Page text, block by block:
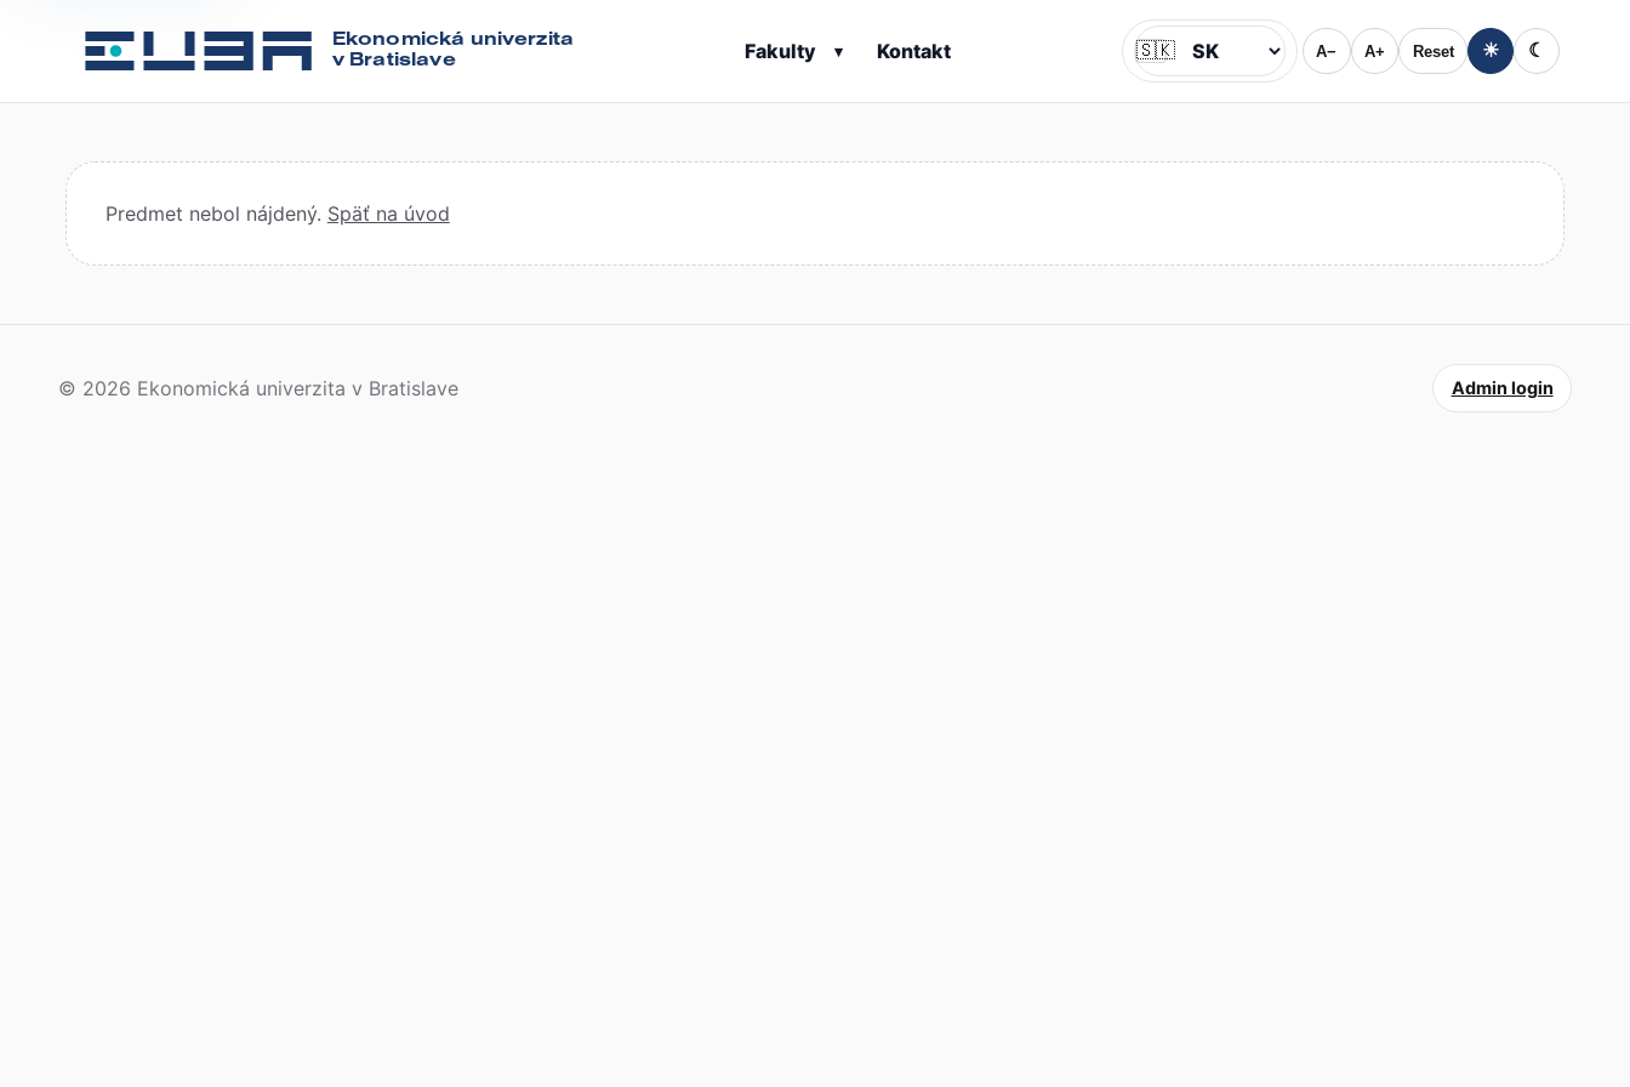
Ekonomická univerzita
v Bratislave
Fakulty ▾ Kontakt Jazyk
🇸🇰 A− A+ Reset ☀ ☾
Predmet nebol nájdený. Späť na úvod
© 2026 Ekonomická univerzita v Bratislave Admin login